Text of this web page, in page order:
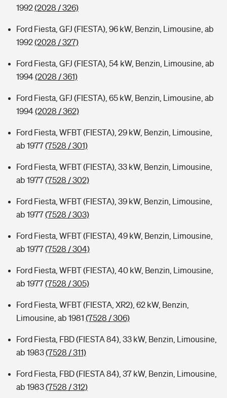
1992(2028 / 326)
Ford Fiesta, GFJ (FIESTA), 96 kW, Benzin, Limousine, ab
1992(2028 / 327)
Ford Fiesta, GFJ (FIESTA), 54 kW, Benzin, Limousine, ab
1994(2028 / 361)
Ford Fiesta, GFJ (FIESTA), 65 kW, Benzin, Limousine, ab
1994(2028 / 362)
Ford Fiesta, WFBT (FIESTA), 29 kW, Benzin, Limousine,
ab 1977(7528 / 301)
Ford Fiesta, WFBT (FIESTA), 33 kW, Benzin, Limousine,
ab 1977(7528 / 302)
Ford Fiesta, WFBT (FIESTA), 39 kW, Benzin, Limousine,
ab 1977(7528 / 303)
Ford Fiesta, WFBT (FIESTA), 49 kW, Benzin, Limousine,
ab 1977(7528 / 304)
Ford Fiesta, WFBT (FIESTA), 40 kW, Benzin, Limousine,
ab 1977(7528 / 305)
Ford Fiesta, WFBT (FIESTA, XR2), 62 kW, Benzin,
Limousine, ab 1981 (7528 / 306)
Ford Fiesta, FBD (FIESTA 84), 33 kW, Benzin, Limousine,
ab 1983(7528 / 311)
Ford Fiesta, FBD (FIESTA 84), 37 kW, Benzin, Limousine,
ab 1983(7528 / 312)